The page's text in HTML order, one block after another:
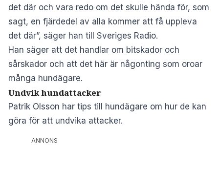
det där och vara redo om det skulle hända för, som
sagt, en fjärdedel av alla kommer att få uppleva
det där”, säger han till Sveriges Radio.
Han säger att det handlar om bitskador och
sårskador och att det här är någonting som oroar
många hundägare.
Undvik hundattacker
Patrik Olsson har tips till hundägare om hur de kan
göra för att undvika attacker.
ANNONS